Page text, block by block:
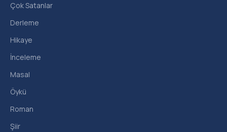
Çok Satanlar
Derleme
Hikaye
İnceleme
Masal
Öykü
Roman
Şiir